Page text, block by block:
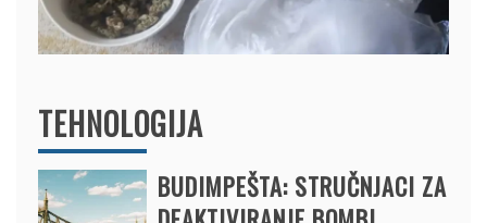
TEHNOLOGIJA
BUDIMPEŠTA: STRUČNJACI ZA